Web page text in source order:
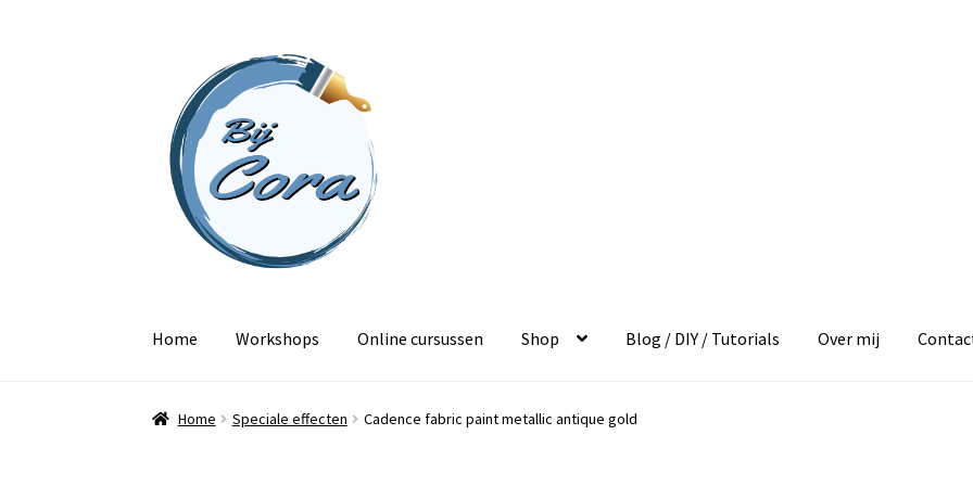
naar
navigatie
inhoud
Home Workshops Online cursussen Shop Blog / DIY / Tutorials Over mij
Home Speciale effecten Cadence fabric paint metallic antique gold